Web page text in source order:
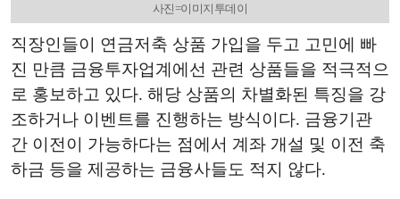
사진=이미지투데이
직장인들이 연금저축 상품 가입을 두고 고민에 빠
진 만큼 금융투자업계에선 관련 상품들을 적극적으
로 홍보하고 있다. 해당 상품의 차별화된 특징을 강
조하거나 이벤트를 진행하는 방식이다. 금융기관
간 이전이 가능하다는 점에서 계좌 개설 및 이전 축
하금 등을 제공하는 금융사들도 적지 않다.